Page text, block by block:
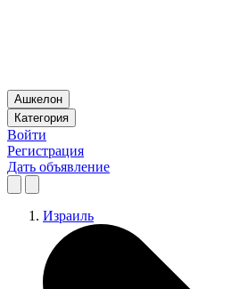
Ашкелон
Категория
Войти
Регистрация
Дать объявление
Израиль